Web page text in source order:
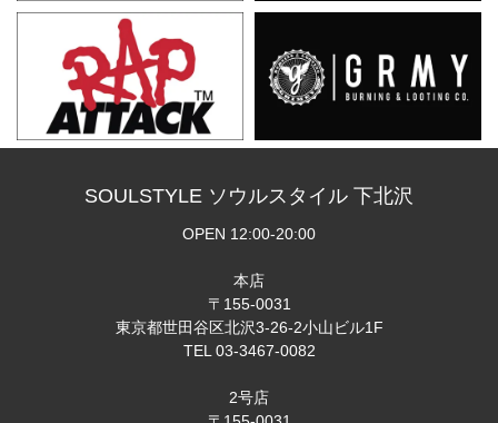
SOULSTYLE ソウルスタイル 下北沢
OPEN 12:00-20:00
本店
〒155-0031
東京都世田谷区北沢3-26-2小山ビル1F
TEL 03-3467-0082
2号店